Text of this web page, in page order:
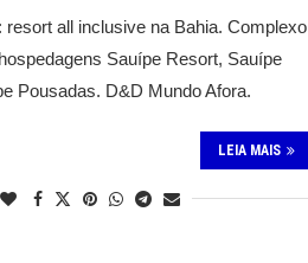
resort all inclusive na Bahia. Complexo
Sauípe Resort, Sauípe
Pousadas. D&D Mundo Afora.
LEIA MAIS